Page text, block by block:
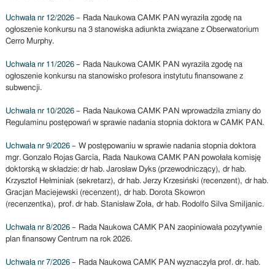
Uchwała nr 12/2026– Rada Naukowa CAMK PAN wyraziła zgodę na
ogłoszenie konkursu na 3 stanowiska adiunkta związane z Obserwatorium
Cerro Murphy.
Uchwała nr 11/2026– Rada Naukowa CAMK PAN wyraziła zgodę na
ogłoszenie konkursu na stanowisko profesora instytutu finansowane z
subwencji.
Uchwała nr 10/2026– Rada Naukowa CAMK PAN wprowadziła zmiany do
Regulaminu postępowań w sprawie nadania stopnia doktora w CAMK PAN.
Uchwała nr 9/2026– W postępowaniu w sprawie nadania stopnia doktora
mgr. Gonzalo Rojas García, Rada Naukowa CAMK PAN powołała komisję
doktorską w składzie: dr hab. Jarosław Dyks (przewodniczący), dr hab.
Krzysztof Hełminiak (sekretarz), dr hab. Jerzy Krzesiński (recenzent), dr hab.
Gracjan Maciejewski (recenzent), dr hab. Dorota Skowron
(recenzentka), prof. dr hab. Stanisław Zoła, dr hab. Rodolfo Silva Smiljanic.
Uchwała nr 8/2026– Rada Naukowa CAMK PAN zaopiniowała pozytywnie
plan finansowy Centrum na rok 2026.
Uchwała nr 7/2026– Rada Naukowa CAMK PAN wyznaczyła prof. dr. hab.